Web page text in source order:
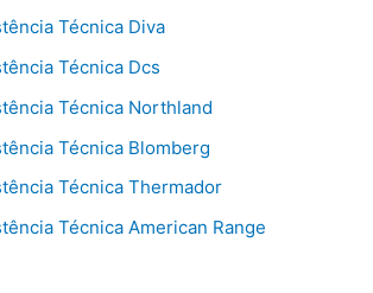
Técnica Diva
Técnica Dcs
Técnica Northland
Técnica Blomberg
Técnica Thermador
Técnica American Range